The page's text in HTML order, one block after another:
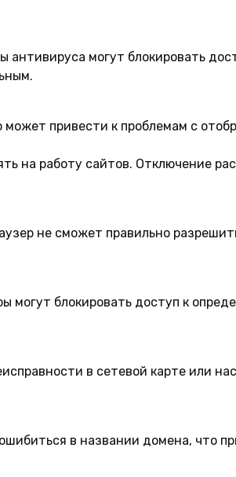
антивируса могут блокировать
привести к проблемам с
на работу сайтов. Отключение
не сможет правильно
могут блокировать доступ к
в сетевой карте или
в названии домена, что